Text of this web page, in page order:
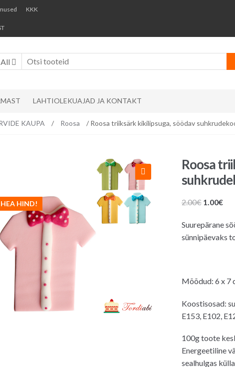
KKK
All
LAHTIOLEKUAJAD JA KONTAKT
KAUPA / Roosa / Roosa triiksärk kikilipsuga, söödav
HEA HIND!
Roosa
2.00€ Algne
oli:
2.00€.
1.00€
on:
Suurepärane
sünnipäevaks
Mõõdud: 6 x 7
Koostisosad:
E153, E102,
100g toote
Energeetiline
sealhulgas